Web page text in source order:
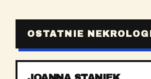
OSTATNIE NEKROLOGI